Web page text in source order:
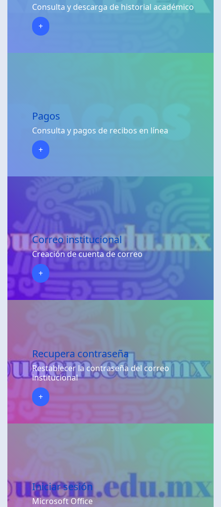
Consulta y descarga de historial académico
+
Pagos
Consulta y pagos de recibos en línea
+
Correo institucional
Creación de cuenta de correo
+
Recupera contraseña
Restablecer la contraseña del correo
institucional
+
Iniciar sesión
Microsoft Office